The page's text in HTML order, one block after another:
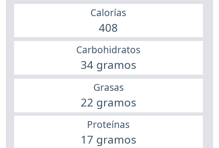
Calorías
408
Carbohidratos
34 gramos
Grasas
22 gramos
Proteínas
17 gramos